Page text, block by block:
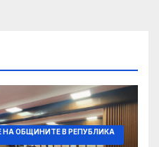
ОБЩИНИТЕ В РЕПУБЛИКА